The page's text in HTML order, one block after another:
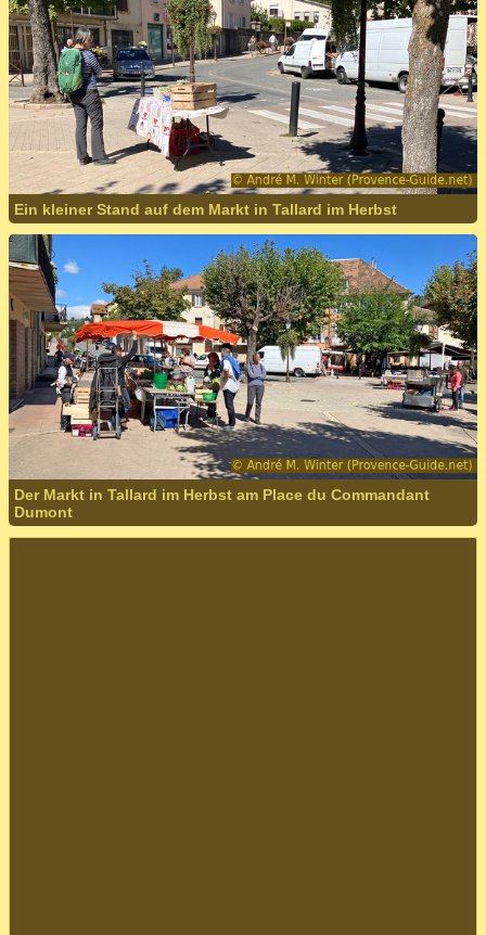
Ein kleiner Stand auf dem Markt in Tallard im Herbst
Der Markt in Tallard im Herbst am Place du Commandant
Dumont